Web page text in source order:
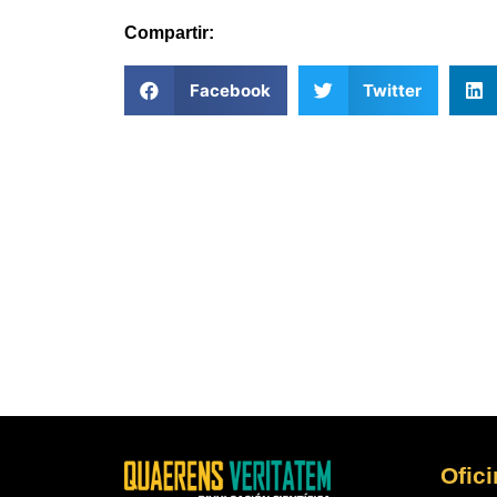
Compartir:
Facebook Twitter